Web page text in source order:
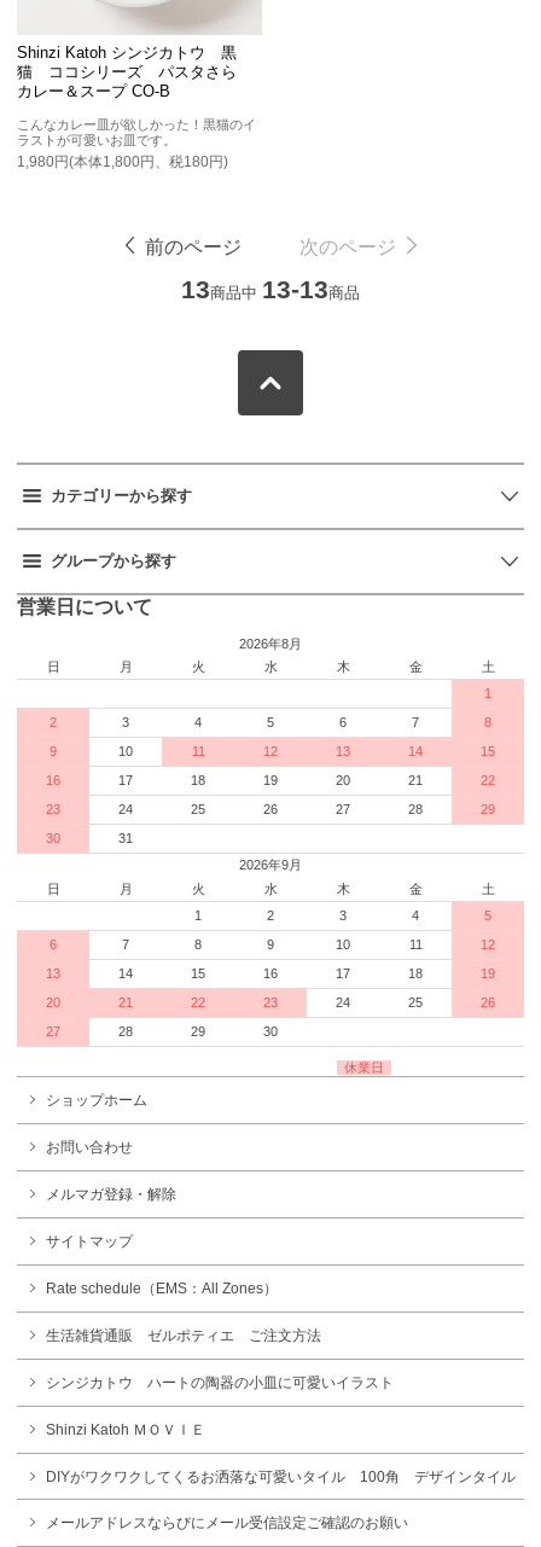
Shinzi Katoh シンジカトウ 黒
猫 ココシリーズ パスタさら
カレー＆スープ CO-B
こんなカレー皿が欲しかった！黒猫のイ
ラストが可愛いお皿です。
1,980円(本体1,800円、税180円)
前のページ 次のページ
13商品中 13-13商品
カテゴリーから探す
グループから探す
営業日について
2026年8月
日
月 火 水 木 金
土
1
2
3 4 5 6 7
8
9
10 11 12 13 14
15
16
17 18 19 20 21
22
23
24 25 26 27 28
29
30
31
2026年9月
日
月 火 水 木 金
土
1
2 3 4
5
6
7 8 9 10 11
12
13
14 15 16 17 18
19
20
21 22 23 24 25
26
27
28 29 30
休業日
ショップホーム
お問い合わせ
メルマガ登録・解除
サイトマップ
Rate schedule（EMS：All Zones）
生活雑貨通販 ゼルポティエ ご注文方法
シンジカトウ ハートの陶器の小皿に可愛いイラスト
Shinzi Katoh ＭＯＶＩＥ
DIYがワクワクしてくるお洒落な可愛いタイル 100角 デザインタイル
メールアドレスならびにメール受信設定ご確認のお願い